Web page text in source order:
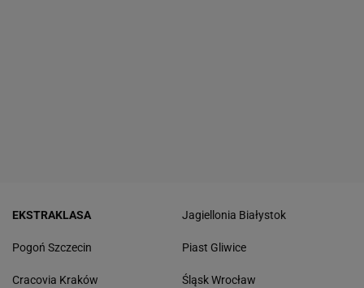
EKSTRAKLASA
Pogoń Szczecin
Cracovia Kraków
Jagiellonia Białystok
Piast Gliwice
Śląsk Wrocław